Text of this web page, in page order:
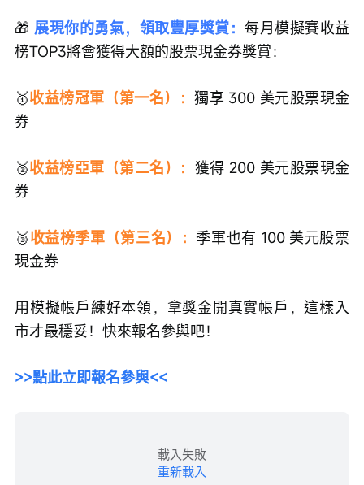
🎁 展現你的勇氣，領取豐厚獎賞： 每月模擬賽收益
榜TOP3將會獲得大額的股票現金券獎賞：
🥇收益榜冠軍（第一名）：獨享 300 美元股票現金
券
🥈收益榜亞軍（第二名）： 獲得 200 美元股票現金
券
🥉收益榜季軍（第三名）： 季軍也有 100 美元股票
現金券
用模擬帳戶練好本領，拿獎金開真實帳戶，這樣入
市才最穩妥！快來報名參與吧！
>>點此立即報名參與<<
載入失敗
重新載入